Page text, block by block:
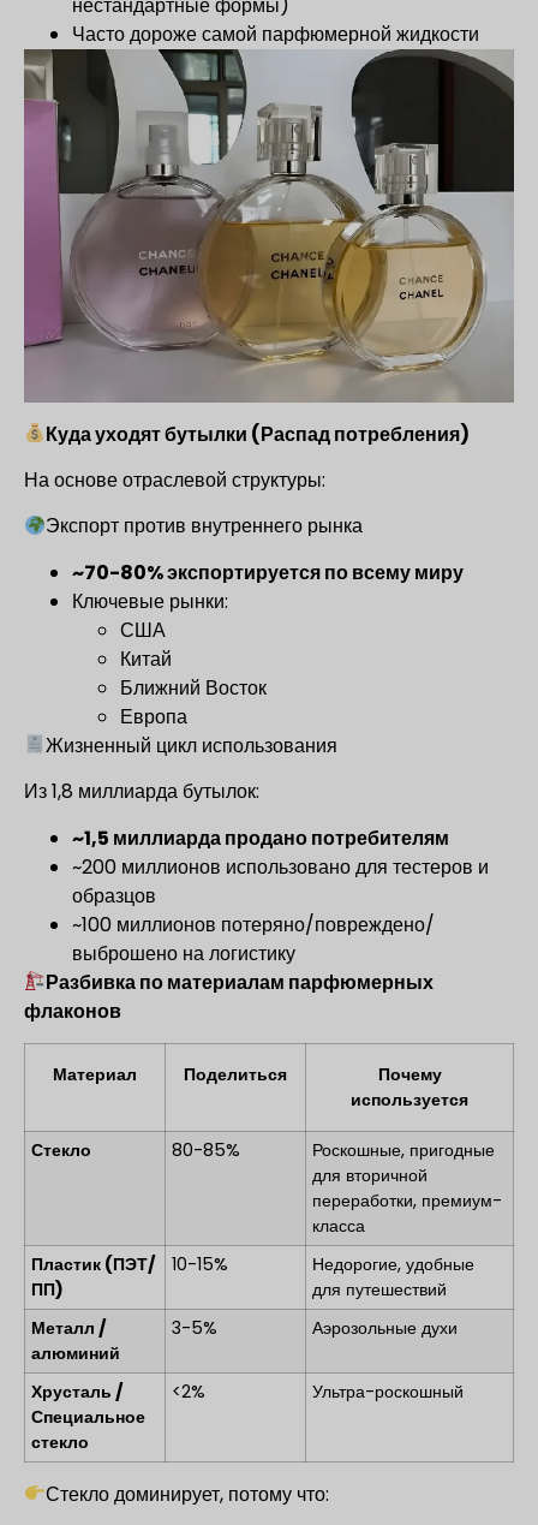
нестандартные формы)
Часто дороже самой парфюмерной жидкости
Куда уходят бутылки (Распад потребления)
На основе отраслевой структуры:
Экспорт против внутреннего рынка
~70-80% экспортируется по всему миру
Ключевые рынки:
США
Китай
Ближний Восток
Европа
Жизненный цикл использования
Из 1,8 миллиарда бутылок:
~1,5 миллиарда продано потребителям
~200 миллионов использовано для тестеров и
образцов
~100 миллионов потеряно/повреждено/
выброшено на логистику
Разбивка по материалам парфюмерных
флаконов
Материал Поделиться
Почему
используется
Стекло 80-85%
Роскошные, пригодные
для вторичной
переработки, премиум-
класса
Пластик (ПЭТ/
ПП)
10-15%
Недорогие, удобные
для путешествий
Металл /
алюминий
3-5% Аэрозольные духи
Хрусталь /
Специальное
стекло
<2% Ультра-роскошный
Стекло доминирует, потому что: